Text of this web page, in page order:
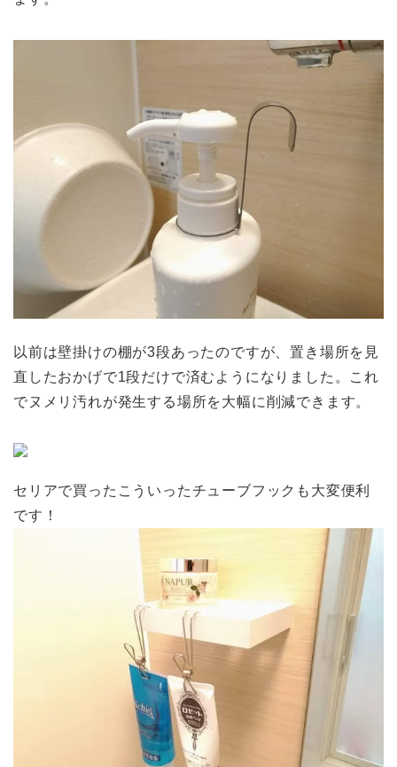
以前は壁掛けの棚が3段あったのですが、置き場所を見
直したおかげで1段だけで済むようになりました。これ
でヌメリ汚れが発生する場所を大幅に削減できます。
セリアで買ったこういったチューブフックも大変便利
です！